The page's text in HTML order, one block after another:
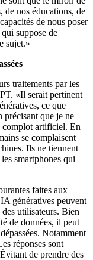
de nos éducations, de
de nous poser
suppose de
sujet.»
traitements par les
«Il serait pertinent
ce que
précisant que je ne
complot artificiel. En
se complaisent
Ils ne tiennent
smartphones qui
faites aux
génératives peuvent
utilisateurs. Bien
de données, il peut
Notamment
réponses sont
de prendre des